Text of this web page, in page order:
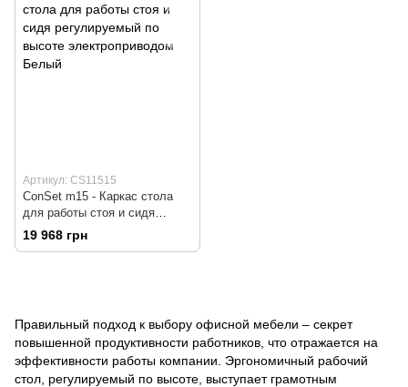
без памяти
Артикул: CS11515
ConSet m15 - Каркас стола
для работы стоя и сидя
регулируемый по высоте
электроприводом, Серый,
19 968 грн
Правильный подход к выбору офисной мебели – секрет
повышенной продуктивности работников, что отражается на
эффективности работы компании. Эргономичный рабочий
стол, регулируемый по высоте, выступает грамотным